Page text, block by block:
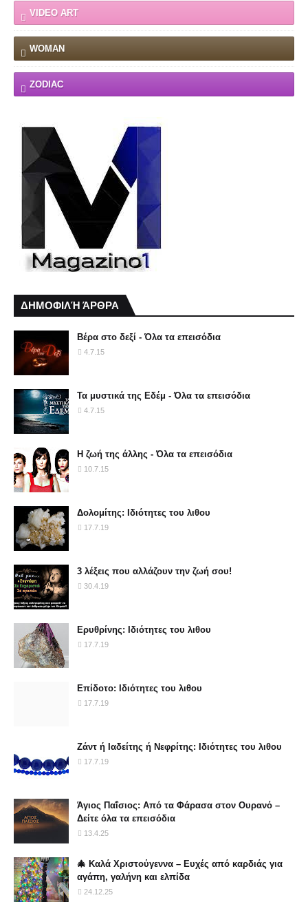
VIDEO ART
WOMAN
ZODIAC
ΔΗΜΟΦΙΛΉ ΆΡΘΡΑ
Βέρα στο δεξί - Όλα τα επεισόδια
4.7.15
Τα μυστικά της Εδέμ - Όλα τα επεισόδια
4.7.15
Η ζωή της άλλης - Όλα τα επεισόδια
10.7.15
Δολομίτης: Ιδιότητες του λιθου
17.7.19
3 λέξεις που αλλάζουν την ζωή σου!
30.4.19
Ερυθρίνης: Ιδιότητες του λιθου
17.7.19
Επίδοτο: Ιδιότητες του λιθου
17.7.19
Ζάντ ή Ιαδείτης ή Νεφρίτης: Ιδιότητες του λιθου
17.7.19
Άγιος Παΐσιος: Από τα Φάρασα στον Ουρανό –
Δείτε όλα τα επεισόδια
13.4.25
🎄 Καλά Χριστούγεννα – Ευχές από καρδιάς για
αγάπη, γαλήνη και ελπίδα
24.12.25